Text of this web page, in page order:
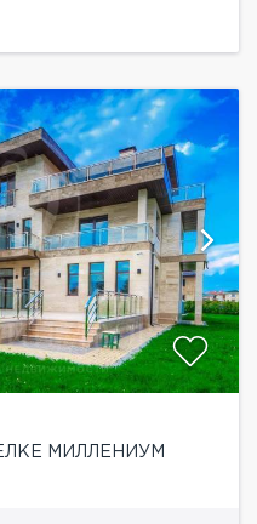
с с/у,...
МИЛЛЕНИУМ